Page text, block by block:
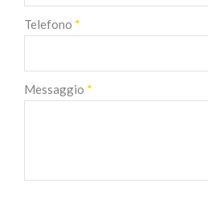
Telefono *
Messaggio *